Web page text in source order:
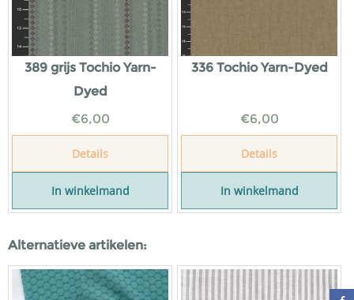
389 grijs Tochio Yarn-
Dyed
€6,00
Details
In winkelmand
336 Tochio Yarn-Dyed
€6,00
Details
In winkelmand
Alternatieve artikelen: